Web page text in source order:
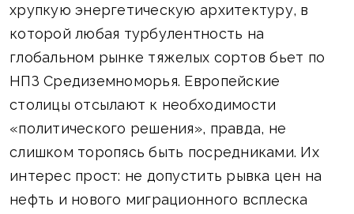
хрупкую энергетическую архитектуру, в
которой любая турбулентность на
глобальном рынке тяжелых сортов бьет по
НПЗ Средиземноморья. Европейские
столицы отсылают к необходимости
«политического решения», правда, не
слишком торопясь быть посредниками. Их
интерес прост: не допустить рывка цен на
нефть и нового миграционного всплеска